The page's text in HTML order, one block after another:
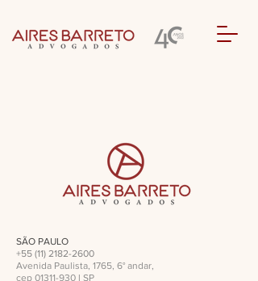
SÃO PAULO
+55 (11) 2182-2600
Avenida Paulista, 1765, 6° andar,
cep 01311-930 l SP